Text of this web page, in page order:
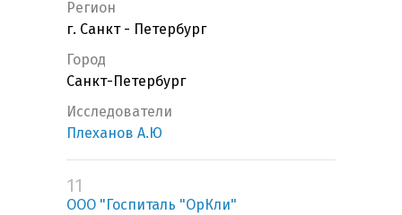
Регион
г. Санкт - Петербург
Город
Санкт-Петербург
Исследователи
Плеханов А.Ю
11
ООО "Госпиталь "ОрКли"